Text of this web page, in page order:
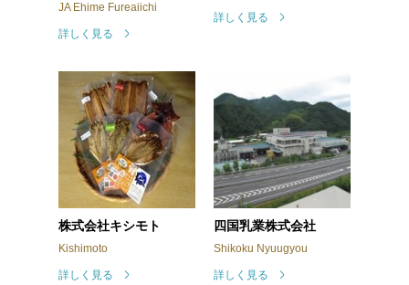
JA Ehime Fureaiichi
詳しく見る
詳しく見る
株式会社キシモト
Kishimoto
詳しく見る
四国乳業株式会社
Shikoku Nyuugyou
詳しく見る